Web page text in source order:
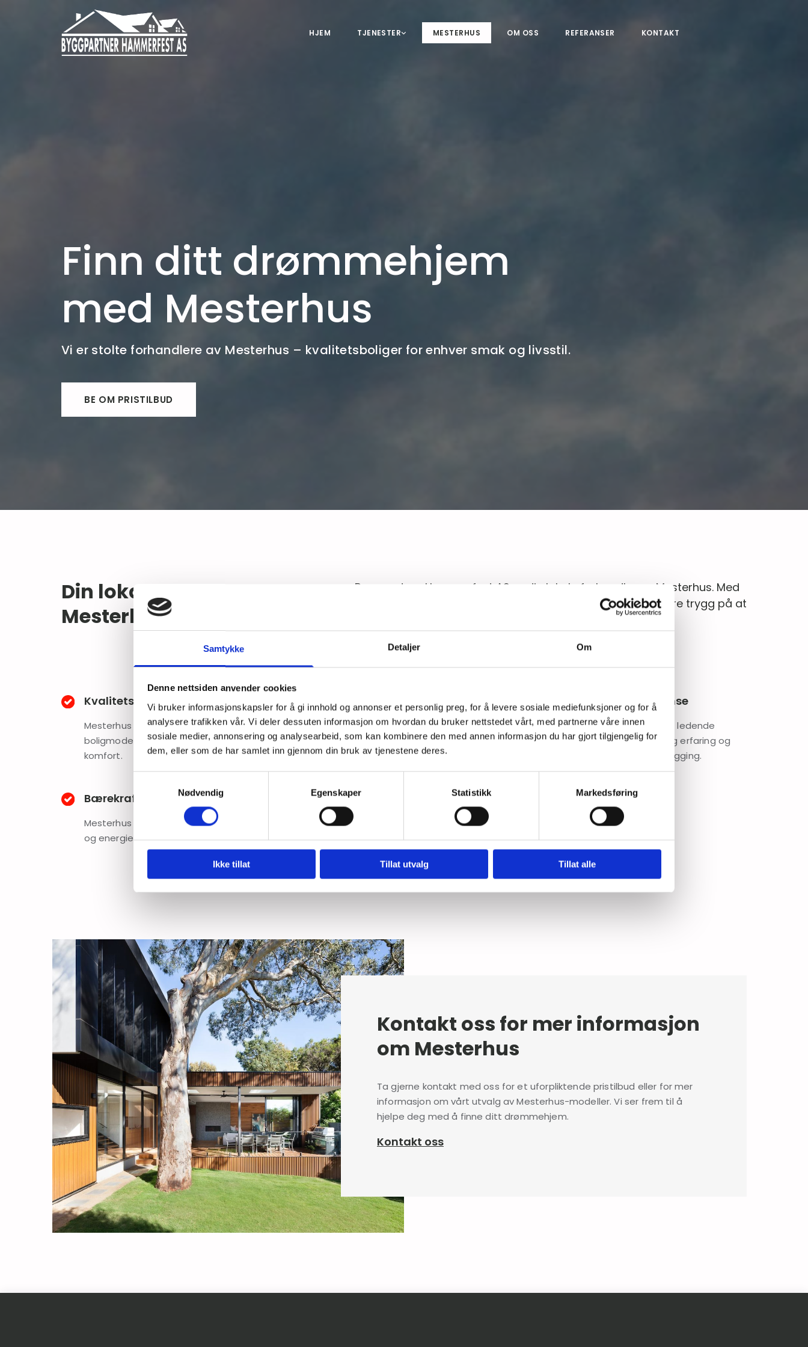
Samtykke Detaljer Om
Denne nettsiden anvender cookies
Vi bruker informasjonskapsler for å gi innhold og annonser et personlig preg, for å levere sosiale mediefunksjoner og for å
analysere trafikken vår. Vi deler dessuten informasjon om hvordan du bruker nettstedet vårt, med partnerne våre innen
sosiale medier, annonsering og analysearbeid, som kan kombinere den med annen informasjon du har gjort tilgjengelig for
dem, eller som de har samlet inn gjennom din bruk av tjenestene deres.
Nødvendig
Egenskaper Statistikk Markedsføring
Ikke tillat Tillat utvalg Tillat alle
HJEM TJENESTER MESTERHUS OM OSS REFERANSER KONTAKT
Finn ditt drømmehjem
med Mesterhus
Vi er stolte forhandlere av Mesterhus – kvalitetsboliger for enhver smak og livsstil.
BE OM PRISTILBUD
Din lokale
Mesterhus-forhandler
Byggpartner Hammerfest AS er din lokale forhandler av Mesterhus. Med
et bredt utvalg av boligmodeller og høy kvalitet, kan du være trygg på at
Kvalitetsboliger
Mesterhus tilbyr et bredt utvalg av
boligmodeller med høy kvalitet og
komfort.
Fleksibilitet
Vi tilpasser boligene etter dine behov og
ønsker, slik at du får et hjem som passer
deg og din familie perfekt.
Erfaring og kompetanse
Mesterhus er en av Norges ledende
boligprodusenter med lang erfaring og
kompetanse innen boligbygging.
Bærekraft og energieffektivitet
Mesterhus legger stor vekt på bærekraft
og energieffektive løsninger i sine boliger.
Trygghet
Når du velger Mesterhus, får du en trygg
og forutsigbar byggeprosess med god
oppfølging underveis.
Kontakt oss for mer informasjon
om Mesterhus
Ta gjerne kontakt med oss for et uforpliktende pristilbud eller for mer
informasjon om vårt utvalg av Mesterhus-modeller. Vi ser frem til å
hjelpe deg med å finne ditt drømmehjem.
Kontakt oss